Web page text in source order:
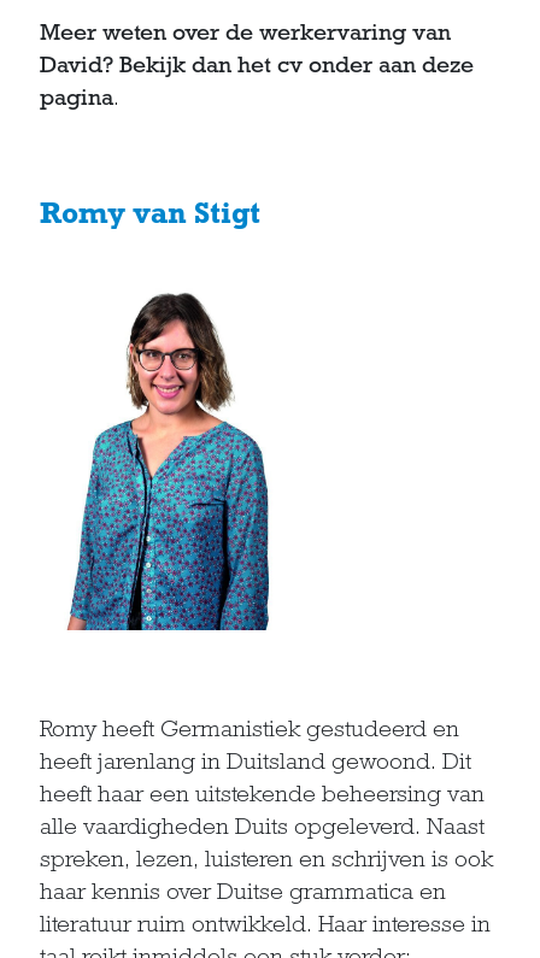
Meer weten over de werkervaring van
David? Bekijk dan het cv onder aan deze
pagina.
Romy van Stigt
Romy heeft Germanistiek gestudeerd en
heeft jarenlang in Duitsland gewoond. Dit
heeft haar een uitstekende beheersing van
alle vaardigheden Duits opgeleverd. Naast
spreken, lezen, luisteren en schrijven is ook
haar kennis over Duitse grammatica en
literatuur ruim ontwikkeld. Haar interesse in